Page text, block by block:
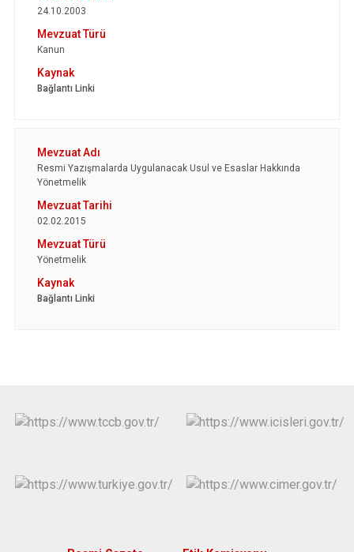
24.10.2003
Kanun
Bağlantı Linki
Resmi Yazışmalarda Uygulanacak Usul ve Esaslar Hakkında
Yönetmelik
02.02.2015
Yönetmelik
Bağlantı Linki